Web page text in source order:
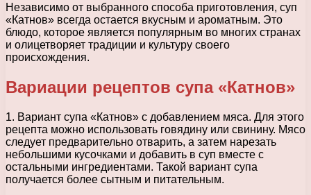
Независимо от выбранного способа приготовления, суп
«Катнов» всегда остается вкусным и ароматным. Это
блюдо, которое является популярным во многих странах
и олицетворяет традиции и культуру своего
происхождения.
Вариации рецептов супа «Катнов»
1. Вариант супа «Катнов» с добавлением мяса. Для этого
рецепта можно использовать говядину или свинину. Мясо
следует предварительно отварить, а затем нарезать
небольшими кусочками и добавить в суп вместе с
остальными ингредиентами. Такой вариант супа
получается более сытным и питательным.